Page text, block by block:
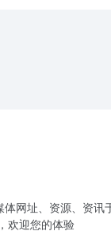
网址、资源、资讯
欢迎您的体验